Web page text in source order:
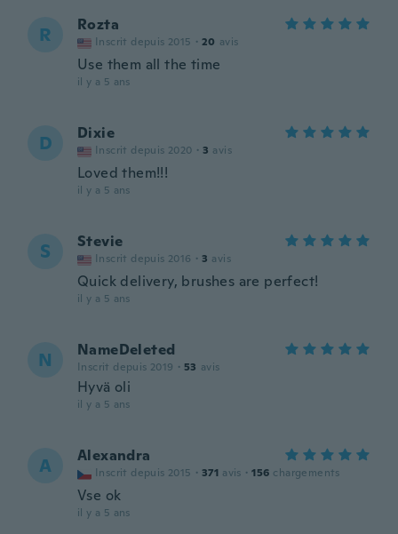
R Rozta
Inscrit depuis 2015 · 20 avis
Use them all the time
il y a 5 ans
D Dixie
Inscrit depuis 2020 · 3 avis
Loved them!!!
il y a 5 ans
S Stevie
Inscrit depuis 2016 · 3 avis
Quick delivery, brushes are perfect!
il y a 5 ans
N NameDeleted
Inscrit depuis 2019 · 53 avis
Hyvä oli
il y a 5 ans
A Alexandra
Inscrit depuis 2015 · 371 avis · 156 chargements
Vse ok
il y a 5 ans